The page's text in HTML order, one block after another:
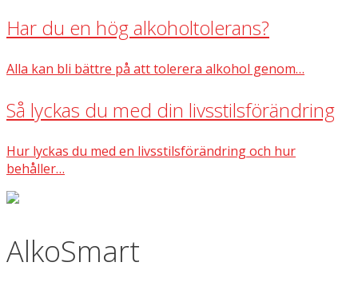
Har du en hög alkoholtolerans?
Alla kan bli bättre på att tolerera alkohol genom…
Så lyckas du med din livsstilsförändring
Hur lyckas du med en livsstilsförändring och hur
behåller…
AlkoSmart